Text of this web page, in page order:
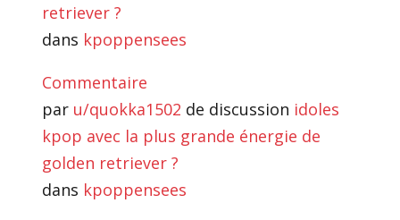
retriever ?
dans kpoppensees
Commentaire
par u/quokka1502 de discussion idoles
kpop avec la plus grande énergie de
golden retriever ?
dans kpoppensees